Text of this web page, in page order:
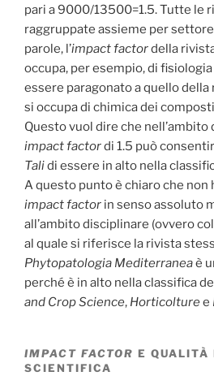
pari a 9000/13500=1.5. Tutte le
raggruppate assieme per
parole, l’impact factordella
occupa, per esempio, di
essere paragonato a quello della
si occupa di chimica dei
Questo vuol dire che nell’ambito
impact factordi 1.5 può
Talidi essere in alto nella
A questo punto è chiaro che non
impact factor in senso assoluto
all’ambito disciplinare (ovvero
al quale si riferisce la rivista
Phytopatologia Mediterraneaè
perché è in alto nella classifica
and Crop Science, Horticolturee
IMPACT FACTOR E QUALITÀ
SCIENTIFICA